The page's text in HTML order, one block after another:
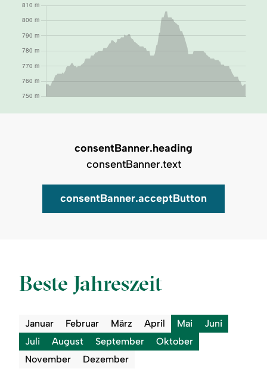
consentBanner.heading
consentBanner.text
consentBanner.acceptButton
Beste Jahreszeit
Januar Februar März April Mai
Juni
Juli
August September
Oktober
November
Dezember